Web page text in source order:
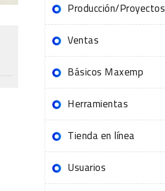
Producción/Proyectos
Ventas
Básicos Maxemp
Herramientas
Tienda en línea
Usuarios